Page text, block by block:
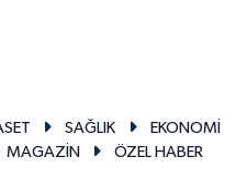
SAĞLIK
EKONOMİ
MAGAZİN
ÖZEL HABER